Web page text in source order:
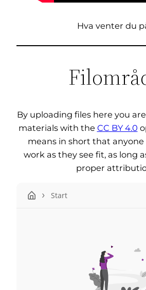
Hva venter du
By uploading files here you
materials with the CC BY 4.0
means in short that anyone
work as they see fit, as long
proper
Start